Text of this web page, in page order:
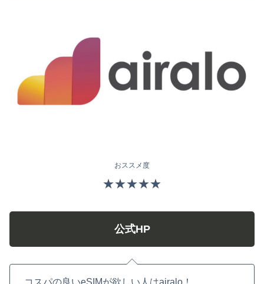
おススメ度
★★★★★
公式HP
コスパの良いeSIMが欲しい人はairalo！